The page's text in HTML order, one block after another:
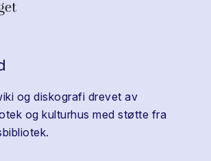
og diskografi drevet av
og kulturhus med støtte fra